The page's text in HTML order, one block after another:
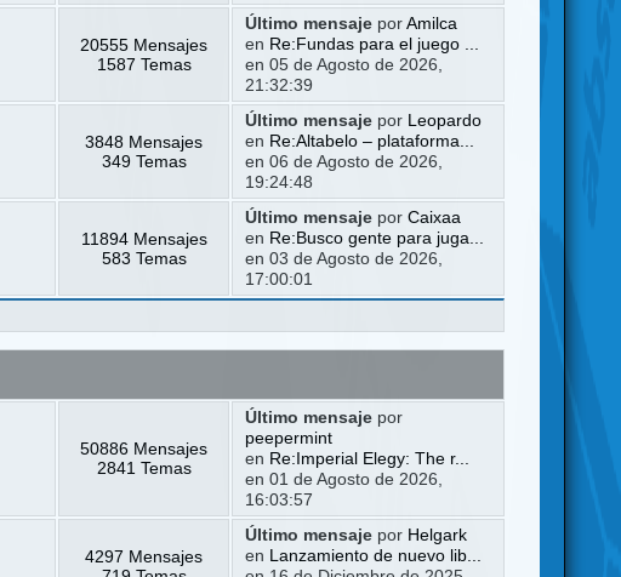
20555 Mensajes
1587 Temas
Último mensajepor Amilca
en Re:Fundas para el juego ...
en 05 de Agosto de 2026,
21:32:39
3848 Mensajes
349 Temas
Último mensajepor
Leopardo
en Re:Altabelo – plataforma...
en 06 de Agosto de 2026,
19:24:48
11894 Mensajes
583 Temas
Último mensajepor Caixaa
en Re:Busco gente para juga...
en 03 de Agosto de 2026,
17:00:01
50886 Mensajes
2841 Temas
Último mensajepor
peepermint
en Re:Imperial Elegy: The r...
en 01 de Agosto de 2026,
16:03:57
4297 Mensajes
Último mensajepor Helgark
en
Lanzamiento de nuevo lib...